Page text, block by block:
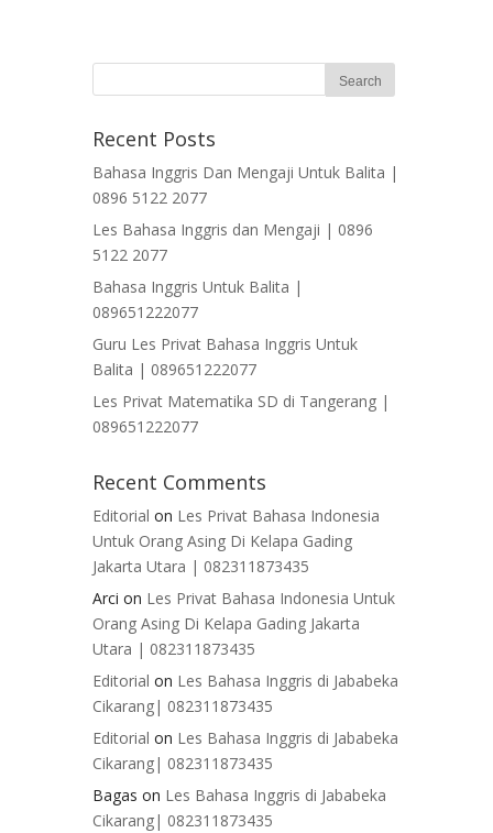
Recent Posts
Bahasa Inggris Dan Mengaji Untuk Balita |
0896 5122 2077
Les Bahasa Inggris dan Mengaji | 0896
5122 2077
Bahasa Inggris Untuk Balita |
089651222077
Guru Les Privat Bahasa Inggris Untuk
Balita | 089651222077
Les Privat Matematika SD di Tangerang |
089651222077
Recent Comments
Editorial on Les Privat Bahasa Indonesia
Untuk Orang Asing Di Kelapa Gading
Jakarta Utara | 082311873435
Arci on Les Privat Bahasa Indonesia Untuk
Orang Asing Di Kelapa Gading Jakarta
Utara | 082311873435
Editorial on Les Bahasa Inggris di Jababeka
Cikarang| 082311873435
Editorial on Les Bahasa Inggris di Jababeka
Cikarang| 082311873435
Bagas on Les Bahasa Inggris di Jababeka
Cikarang| 082311873435